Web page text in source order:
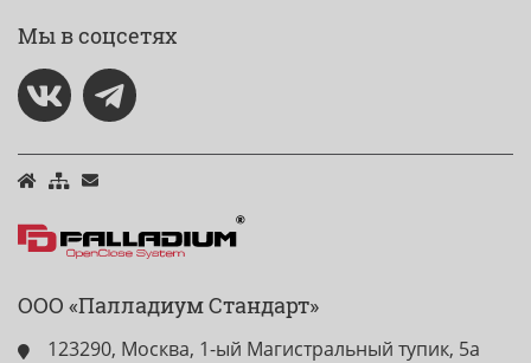
Мы в соцсетях
ООО «Палладиум Стандарт»
123290, Москва, 1-ый Магистральный тупик, 5а